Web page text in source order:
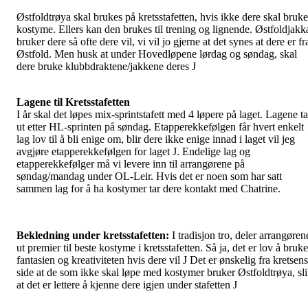
Østfoldtrøya skal brukes på kretsstafetten, hvis ikke dere skal bruke
kostyme. Ellers kan den brukes til trening og lignende.
bruker dere så ofte dere vil, vi vil jo gjerne at det synes at dere er
Østfold. Men husk at under Hovedløpene lørdag og søndag, skal
dere bruke klubbdraktene/jakkene deres J
Lagene til Kretsstafetten
I år skal det løpes mix-sprintstafett med 4 løpere på laget. Lagene
ut etter HL-sprinten på søndag. Etapperekkefølgen får hvert enkelt
lag lov til å bli enige om, blir dere ikke enige innad i laget vil jeg
avgjøre etapperekkefølgen for laget J. Endelige lag og
etapperekkefølger må vi levere inn til arrangørene på
søndag/mandag under OL-Leir. Hvis det er noen som har satt
sammen lag for å ha kostymer tar dere kontakt med Chatrine.
Bekledning under kretsstafetten: I tradisjon tro, deler
ut premier til beste kostyme i kretsstafetten. Så ja, det er lov å bruke
fantasien og kreativiteten hvis dere vil J Det er ønskelig fra kretsens
side at de som ikke skal løpe med kostymer bruker Østfoldtrøya,
at det er lettere å kjenne dere igjen under stafetten J